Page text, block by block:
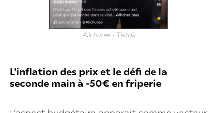
Alichuree - Tiktok
L'inflation des prix et le défi de la
seconde main à -50€ en friperie